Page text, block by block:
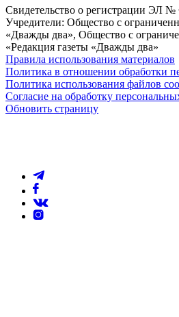
Свидетельство о регистрации ЭЛ
Учредители: Общество с
«Дважды два», Общество с
«Редакция газеты «Дважды два»
Правила использования материалов
Политика в отношении обработки
Политика использования файлов
Согласие на обработку
Обновить страницу